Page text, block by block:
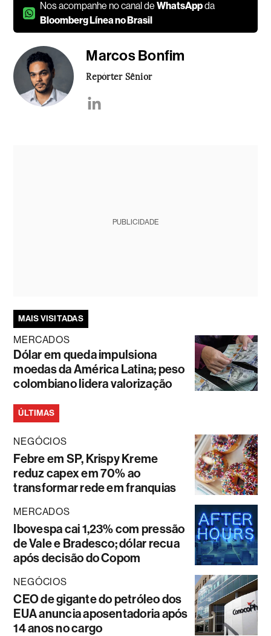
Nos acompanhe no canal deWhatsAppda
Bloomberg Línea no Brasil
Marcos Bonfim
Repórter Sênior
PUBLICIDADE
MAIS VISITADAS
MERCADOS
Dólar em queda impulsiona
moedas da América Latina; peso
colombiano lidera valorização
ÚLTIMAS
NEGÓCIOS
Febre em SP, Krispy Kreme
reduz capex em 70% ao
transformar rede em franquias
MERCADOS
Ibovespa cai 1,23% com pressão
de Vale e Bradesco; dólar recua
após decisão do Copom
NEGÓCIOS
CEO de gigante do petróleo dos
EUA anuncia aposentadoria após
14 anos no cargo